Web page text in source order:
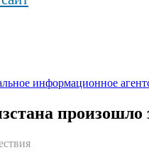
произошло